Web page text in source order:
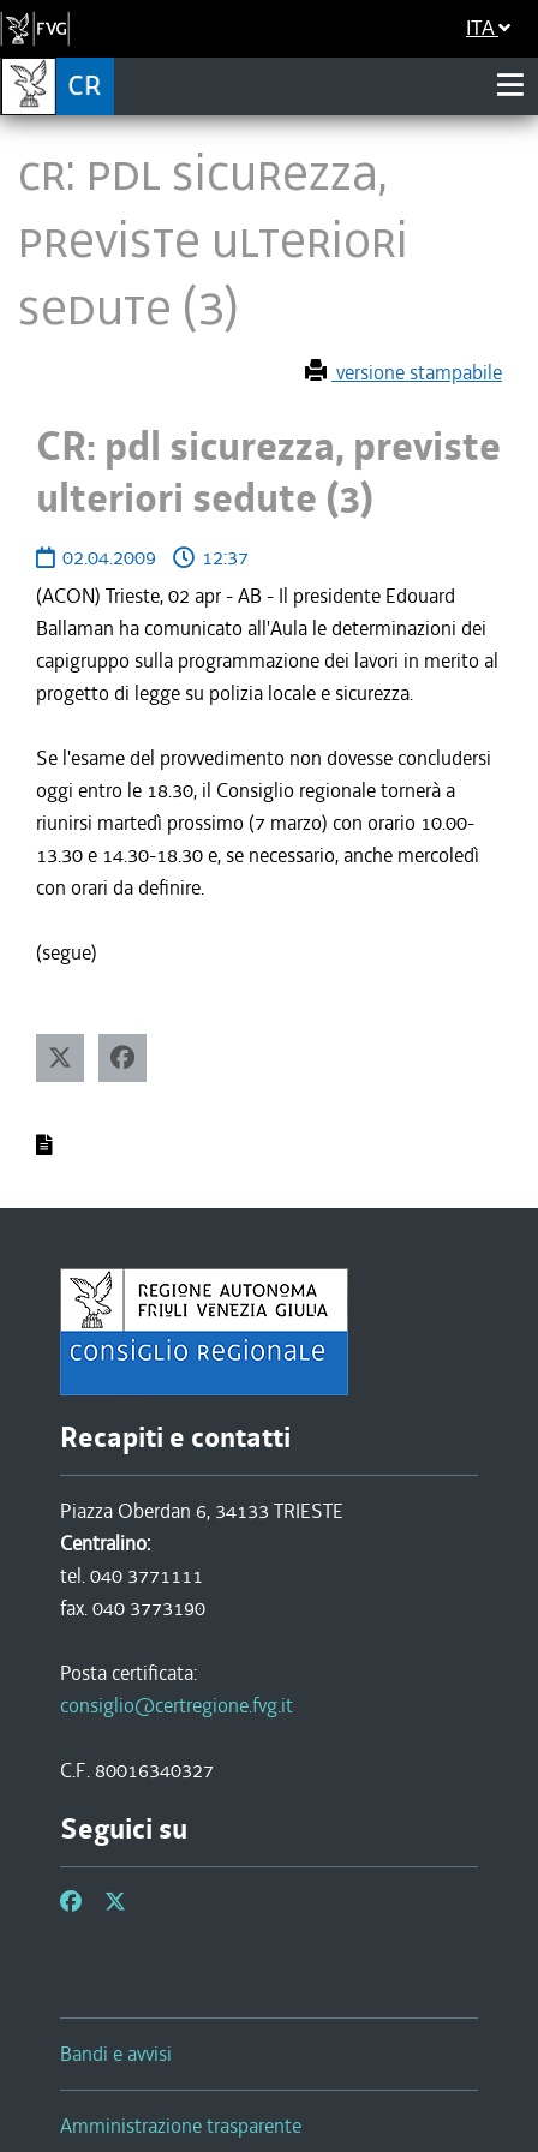
ITA
CR: pdl sicurezza,
previste ulteriori
sedute (3)
versione stampabile
CR: pdl sicurezza, previste
ulteriori sedute (3)
02.04.2009
12:37
(ACON) Trieste, 02 apr - AB - Il presidente Edouard
Ballaman ha comunicato all'Aula le determinazioni dei
capigruppo sulla programmazione dei lavori in merito al
progetto di legge su polizia locale e sicurezza.
Se l'esame del provvedimento non dovesse concludersi
oggi entro le 18.30, il Consiglio regionale tornerà a
riunirsi martedì prossimo (7 marzo) con orario 10.00-
13.30 e 14.30-18.30 e, se necessario, anche mercoledì
con orari da definire.
(segue)
Recapiti e contatti
Piazza Oberdan 6, 34133 TRIESTE
Centralino:
tel. 040 3771111
fax. 040 3773190
Posta certificata:
consiglio@certregione.fvg.it
C.F. 80016340327
Seguici su
Bandi e avvisi
Amministrazione trasparente